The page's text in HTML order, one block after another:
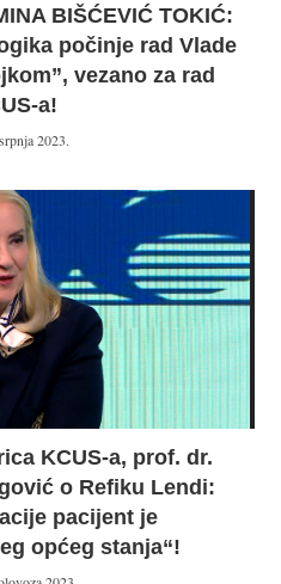
BIŠĆEVIĆ TOKIĆ:
počinje rad Vlade
vezano za rad
a!
2023.
KCUS-a, prof. dr.
o Refiku Lendi:
pacijent je
općeg stanja“!